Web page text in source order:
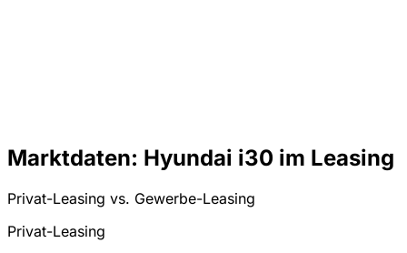
Marktdaten: Hyundai i30 im Leasing
Privat-Leasing vs. Gewerbe-Leasing
Privat-Leasing